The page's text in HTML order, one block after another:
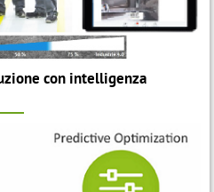
con intelligenza